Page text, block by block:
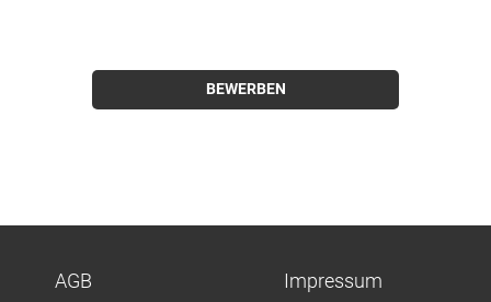
BEWERBEN
AGB Impressum